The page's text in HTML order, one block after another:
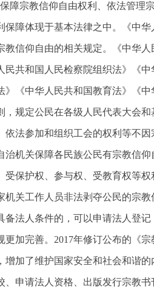
障宗教信仰自由权利、依法管理
保障体现于基本法律之中。《中
教信仰自由的相关规定。《中华
民共和国人民检察院组织法》《
》《中华人民共和国教育法》《
，规定公民在各级人民代表大会
依法参加和组织工会的权利等不
治机关保障各民族公民有宗教信
受保护权、参与权、受教育权等
机关工作人员非法剥夺公民的宗
备法人条件的，可以申请法人登记
加完善。 2017年修订公布的《
增加了维护国家安全和社会和谐
、申请法人资格、出版发行宗教